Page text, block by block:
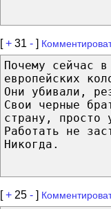
[+ 31 - ]
Почему сейчас
европейских
Они убивали,
Свои черные
страну, просто
Работать не
Никогда.
[+ 25 - ]